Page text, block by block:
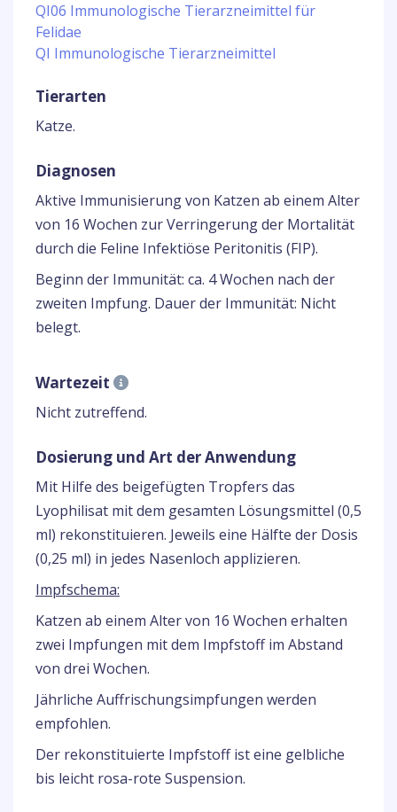
QI06 Immunologische Tierarzneimittel für
Felidae
QI Immunologische Tierarzneimittel
Tierarten
Katze.
Diagnosen
Aktive Immunisierung von Katzen ab einem Alter
von 16 Wochen zur Verringerung der Mortalität
durch die Feline Infektiöse Peritonitis (FIP).
Beginn der Immunität: ca. 4 Wochen nach der
zweiten Impfung. Dauer der Immunität: Nicht
belegt.
Wartezeit
Nicht zutreffend.
Dosierung und Art der Anwendung
Mit Hilfe des beigefügten Tropfers das
Lyophilisat mit dem gesamten Lösungsmittel (0,5
ml) rekonstituieren. Jeweils eine Hälfte der Dosis
(0,25 ml) in jedes Nasenloch applizieren.
Impfschema:
Katzen ab einem Alter von 16 Wochen erhalten
zwei Impfungen mit dem Impfstoff im Abstand
von drei Wochen.
Jährliche Auffrischungsimpfungen werden
empfohlen.
Der rekonstituierte Impfstoff ist eine gelbliche
bis leicht rosa-rote Suspension.